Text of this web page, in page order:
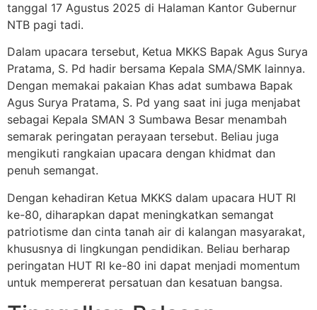
tanggal 17 Agustus 2025 di Halaman Kantor Gubernur
NTB pagi tadi.
Dalam upacara tersebut, Ketua MKKS Bapak Agus Surya
Pratama, S. Pd hadir bersama Kepala SMA/SMK lainnya.
Dengan memakai pakaian Khas adat sumbawa Bapak
Agus Surya Pratama, S. Pd yang saat ini juga menjabat
sebagai Kepala SMAN 3 Sumbawa Besar menambah
semarak peringatan perayaan tersebut. Beliau juga
mengikuti rangkaian upacara dengan khidmat dan
penuh semangat.
Dengan kehadiran Ketua MKKS dalam upacara HUT RI
ke-80, diharapkan dapat meningkatkan semangat
patriotisme dan cinta tanah air di kalangan masyarakat,
khususnya di lingkungan pendidikan. Beliau berharap
peringatan HUT RI ke-80 ini dapat menjadi momentum
untuk mempererat persatuan dan kesatuan bangsa.